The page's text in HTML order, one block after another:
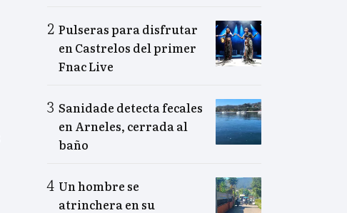
Pulseras para disfrutar
en Castrelos del primer
Fnac Live
Sanidade detecta fecales
en Arneles, cerrada al
baño
Un hombre se
atrinchera en su